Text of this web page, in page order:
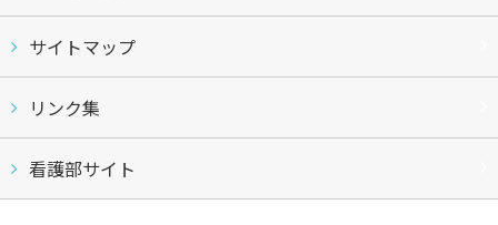
サイトマップ
リンク集
看護部サイト